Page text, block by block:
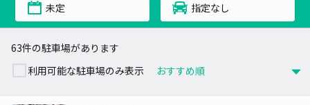
未定 指定なし
63件の駐車場があります
利用可能な駐車場のみ表示